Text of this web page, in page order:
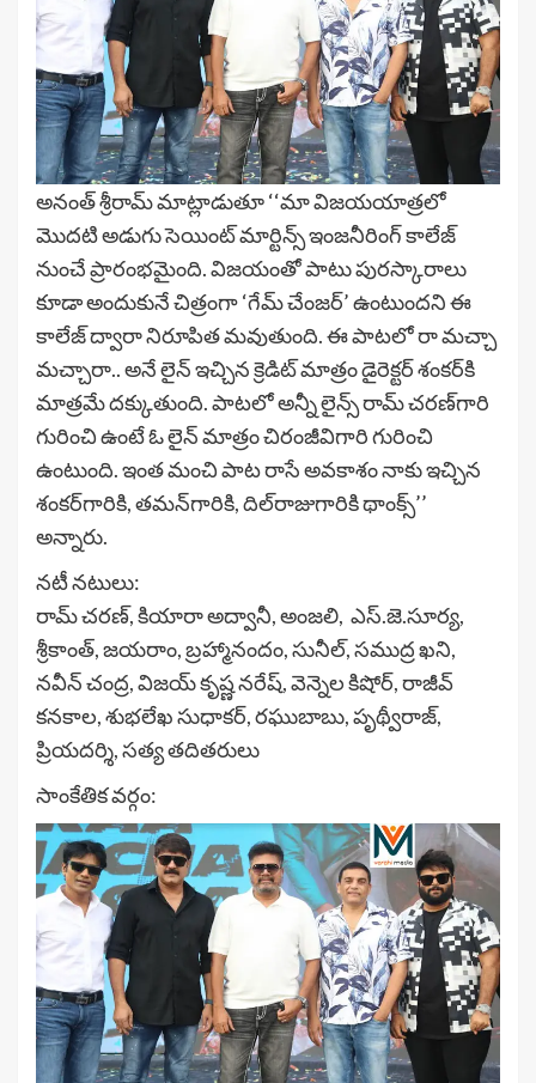
అనంత్ శ్రీరామ్ మాట్లాడుతూ ‘‘మా విజయయాత్రలో
మొదటి అడుగు సెయింట్ మార్టిన్స్ ఇంజ‌నీరింగ్ కాలేజ్
నుంచే ప్రారంభ‌మైంది. విజ‌యంతో పాటు పుర‌స్కారాలు
కూడా అందుకునే చిత్రంగా ‘గేమ్ చేంజర్’ ఉంటుంద‌ని ఈ
కాలేజ్ ద్వారా నిరూపిత మ‌వుతుంది. ఈ పాట‌లో రా మ‌చ్చా
మ‌చ్చారా.. అనే లైన్ ఇచ్చిన క్రెడిట్ మాత్రం డైరెక్ట‌ర్ శంక‌ర్‌కి
మాత్ర‌మే ద‌క్కుతుంది. పాట‌లో అన్నీ లైన్స్ రామ్ చ‌ర‌ణ్‌గారి
గురించి ఉంటే ఓ లైన్ మాత్రం చిరంజీవిగారి గురించి
ఉంటుంది. ఇంత మంచి పాట రాసే అవ‌కాశం నాకు ఇచ్చిన
శంక‌ర్‌గారికి, త‌మ‌న్‌గారికి, దిల్‌రాజుగారికి థాంక్స్‌’’
అన్నారు.
న‌టీ న‌టులు:
రామ్ చ‌ర‌ణ్‌, కియారా అద్వానీ, అంజ‌లి, ఎస్‌.జె.సూర్య‌,
శ్రీకాంత్‌, జ‌యరాం, బ్ర‌హ్మానందం, సునీల్‌, స‌ముద్ర ఖ‌ని,
న‌వీన్ చంద్ర, విజ‌య్ కృష్ణ న‌రేష్, వెన్నెల కిషోర్‌, రాజీవ్
క‌న‌కాల‌, శుభ‌లేఖ సుధాక‌ర్‌, రఘుబాబు, పృథ్వీరాజ్‌,
ప్రియ‌ద‌ర్శి, స‌త్య‌ త‌దిత‌రులు
సాంకేతిక వ‌ర్గం: